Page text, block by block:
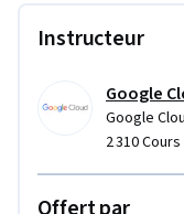
Instructeur
Google
Google
2 310 Cours